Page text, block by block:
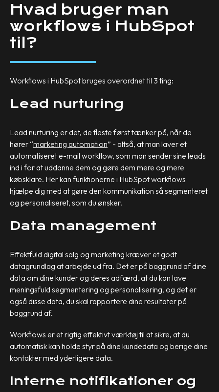
Hvad bruger man
workflows i HubSpot
til?
Workflows i HubSpot bruges overordnet til 3 ting:
Lead nurturing
Lead nurturing er det, de fleste først tænker på, når de
hører “marketing automation” - altså, at man laver et
automatiseret e-mail workflow, som man sender sine leads
ind i for at uddanne dem og gøre dem mere og mere
købsklare. Her kan funktionerne i HubSpot workflows
hjælpe dig med at gøre den kommunikation så segmenteret
og personaliseret, som du ønsker.
Data management
Effektfuld digital salg og marketing kræver et godt
datagrundlag at arbejde ud fra. Det er på baggrund af dine
data om dine kunder og deres adfærd, at du kan lave
meningsfuld segmentering og personalisering, og det er
også disse data, du skal rapportere dine resultater på
baggrund af.
Workflows er et rigtig effektivt værktøj til at sikre, at du
automatisk kan holde styr på dine kundedata og berige dine
kontakter med yderligere data.
Interne notifikationer og